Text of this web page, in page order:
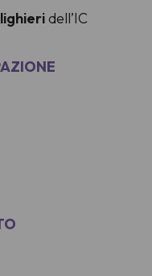
dell’IC